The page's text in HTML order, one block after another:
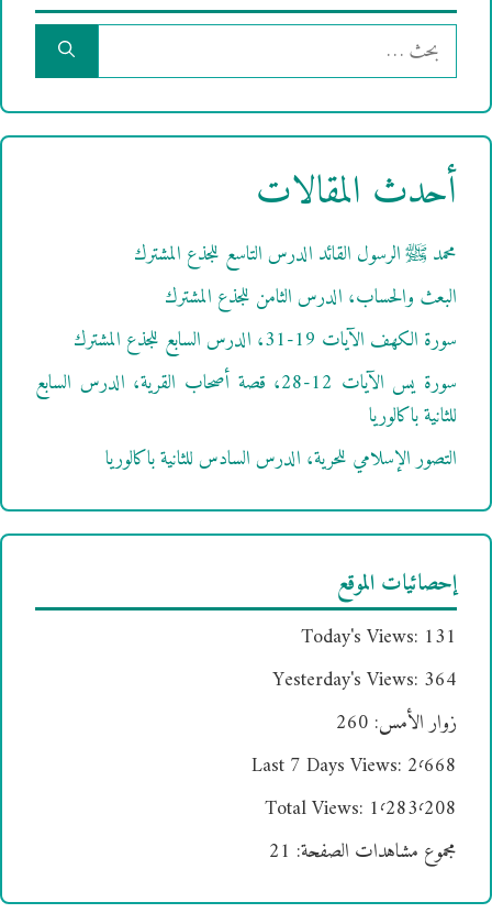
البحث
عن:
أحدث المقالات
محمد ﷺ الرسول القائد الدرس التاسع للجذع المشترك
البعث والحساب، الدرس الثامن للجذع المشترك
سورة الكهف الآيات 19-31، الدرس السابع للجذع المشترك
سورة يس الآيات 12-28، قصة أصحاب القرية، الدرس السابع
للثانية باكالوريا
التصور الإسلامي للحرية، الدرس السادس للثانية باكالوريا
إحصائيات الموقع
Today's Views: 131
Yesterday's Views: 364
زوار الأمس: 260
Last 7 Days Views: 2٬668
Total Views: 1٬283٬208
مجموع مشاهدات الصفحة: 21